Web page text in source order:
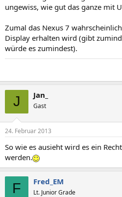
ungewiss, wie gut das ganze mit
Zumal das Nexus 7
Display erhalten wird (gibt
würde es zumindest).
J Jan_
Gast
24. Februar 2013
So wie es ausieht wird es ein
werden.
F Fred_EM
Lt. Junior Grade